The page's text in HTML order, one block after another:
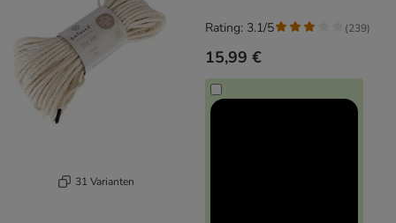
31 Varianten
15,99 €
Rating: 3.1/5 (239)